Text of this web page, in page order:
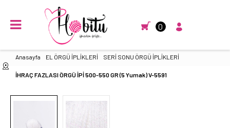
0
Anasayfa EL ÖRGÜ İPLİKLERİ SERİ SONU ÖRGÜ İPLİKLERİ
İHRAÇ FAZLASI ÖRGÜ İPİ 500-550 GR (5 Yumak) V-5591